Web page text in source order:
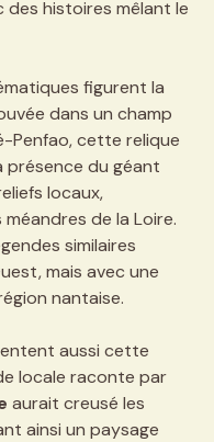
histoires mêlant le
figurent la
dans un champ
Penfao, cette relique
présence du géant
locaux,
de la Loire.
similaires
mais avec une
nantaise.
aussi cette
locale raconte par
aurait creusé les
ainsi un paysage